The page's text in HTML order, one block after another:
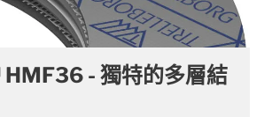
- 獨特的多層結